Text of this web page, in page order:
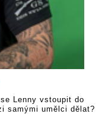
Lenny vstoupit do
samými umělci dělat?